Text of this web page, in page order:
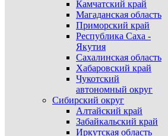
Камчатский край
Магаданская область
Приморский край
Республика Саха -
Якутия
Сахалинская область
Хабаровский край
Чукотский
автономный округ
Сибирский округ
Алтайский край
Забайкальский край
Иркутская область